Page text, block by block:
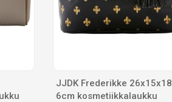
JJDK Frederikke 26x15x18
6cm kosmetiikkalaukku